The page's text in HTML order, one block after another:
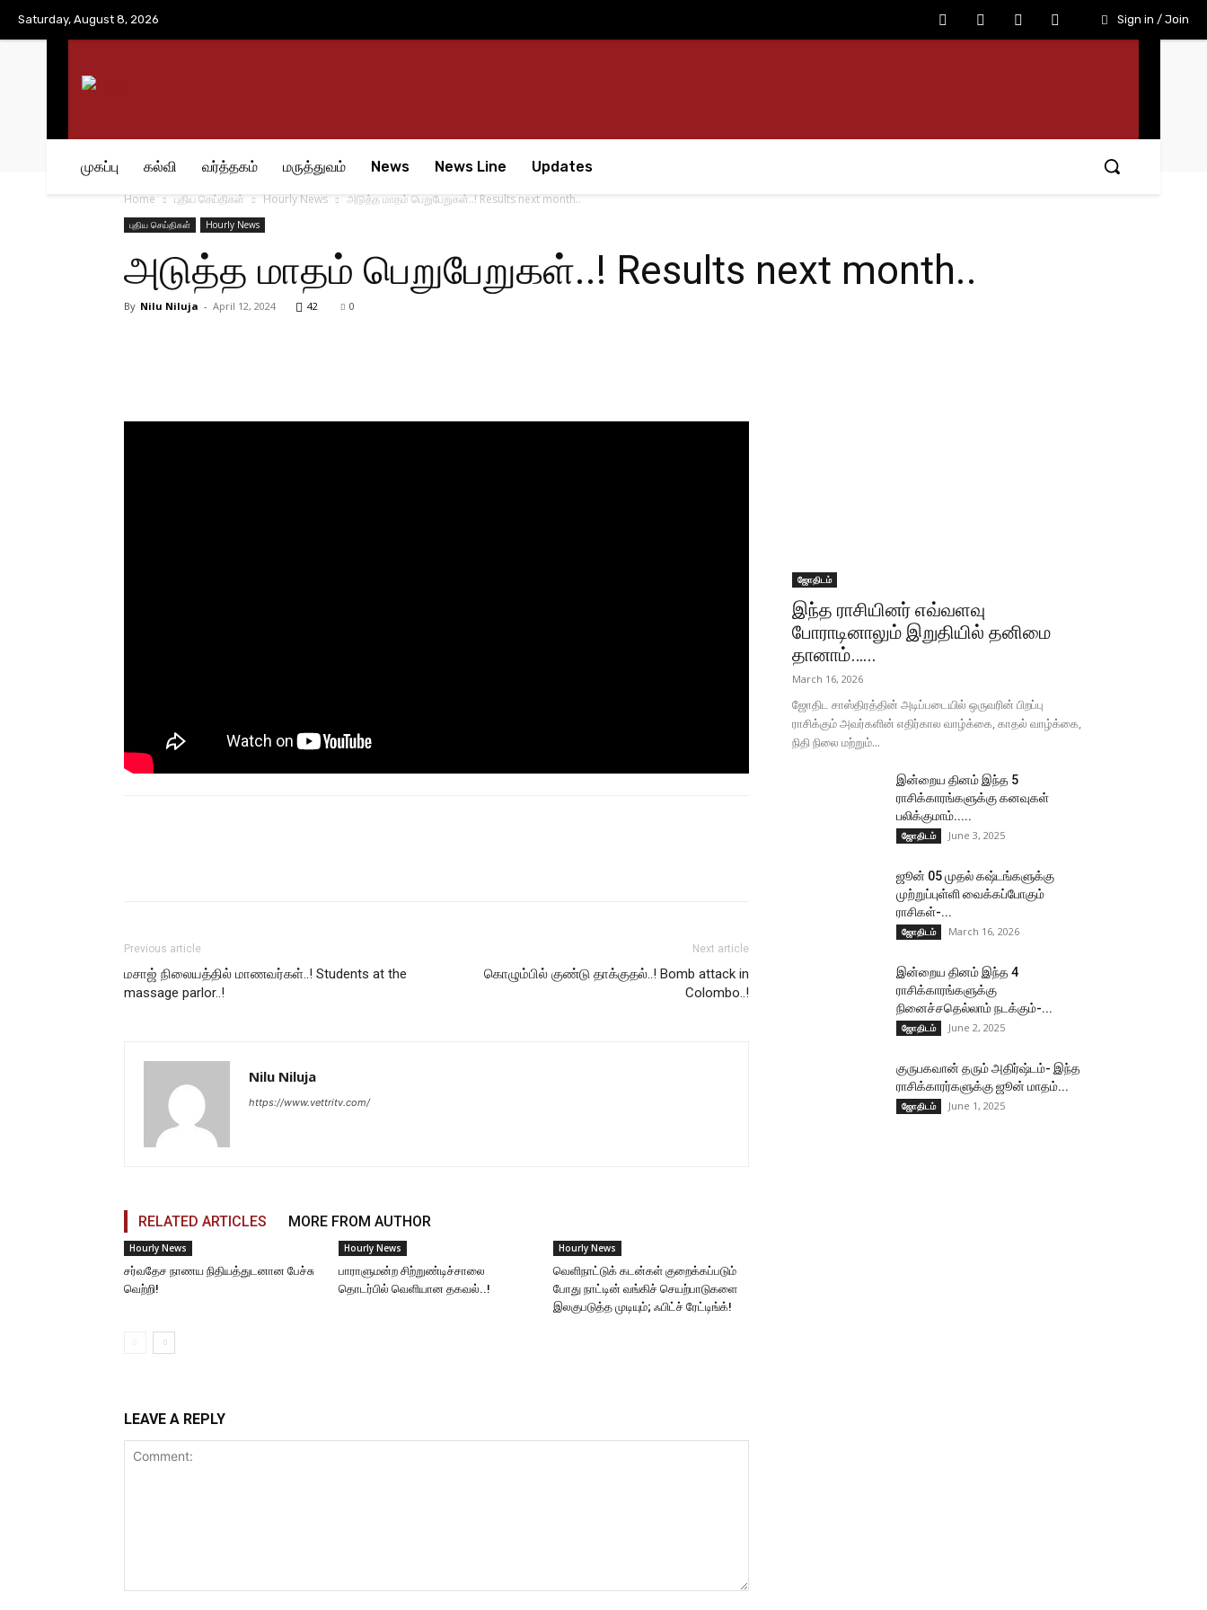
Saturday, August 8, 2026 Sign in / Join
முகப்பு கல்வி வர்த்தகம் மருத்துவம் News News Line Updates
Home புதிய செய்திகள் Hourly News அடுத்த மாதம் பெறுபேறுகள்..! Results next month..
புதிய செய்திகள் Hourly News
அடுத்த மாதம் பெறுபேறுகள்..! Results next month..
By Nilu Niluja - April 12, 2024 42 0
Previous article
மசாஜ் நிலையத்தில் மாணவர்கள்..! Students at the
massage parlor..!
Next article
கொழும்பில் குண்டு தாக்குதல்..! Bomb attack in
Colombo..!
Nilu Niluja
https://www.vettritv.com/
RELATED ARTICLES MORE FROM AUTHOR
Hourly News
சர்வதேச நாணய நிதியத்துடனான பேச்சு
வெற்றி!
Hourly News
பாராளுமன்ற சிற்றுண்டிச்சாலை
தொடர்பில் வெளியான தகவல்..!
Hourly News
வெளிநாட்டுக் கடன்கள் குறைக்கப்படும்
போது நாட்டின் வங்கிச் செயற்பாடுகளை
இலகுபடுத்த முடியும்; ஃபிட்ச் ரேட்டிங்க்!
LEAVE A REPLY
ஜோதிடம்
இந்த ராசியினர் எவ்வளவு
போராடினாலும் இறுதியில் தனிமை
தானாம்…...
March 16, 2026
ஜோதிட சாஸ்திரத்தின் அடிப்படையில் ஒருவரின் பிறப்பு
ராசிக்கும் அவர்களின் எதிர்கால வாழ்க்கை, காதல் வாழ்க்கை,
நிதி நிலை மற்றும்...
இன்றைய தினம் இந்த 5
ராசிக்காரங்களுக்கு கனவுகள்
பலிக்குமாம்.....
ஜோதிடம் June 3, 2025
ஜூன் 05 முதல் கஷ்டங்களுக்கு
முற்றுப்புள்ளி வைக்கப்போகும்
ராசிகள்-...
ஜோதிடம் March 16, 2026
இன்றைய தினம் இந்த 4
ராசிக்காரங்களுக்கு
நினைச்சதெல்லாம் நடக்கும்-...
ஜோதிடம் June 2, 2025
குருபகவான் தரும் அதிர்ஷ்டம்- இந்த
ராசிக்காரர்களுக்கு ஜூன் மாதம்...
ஜோதிடம் June 1, 2025